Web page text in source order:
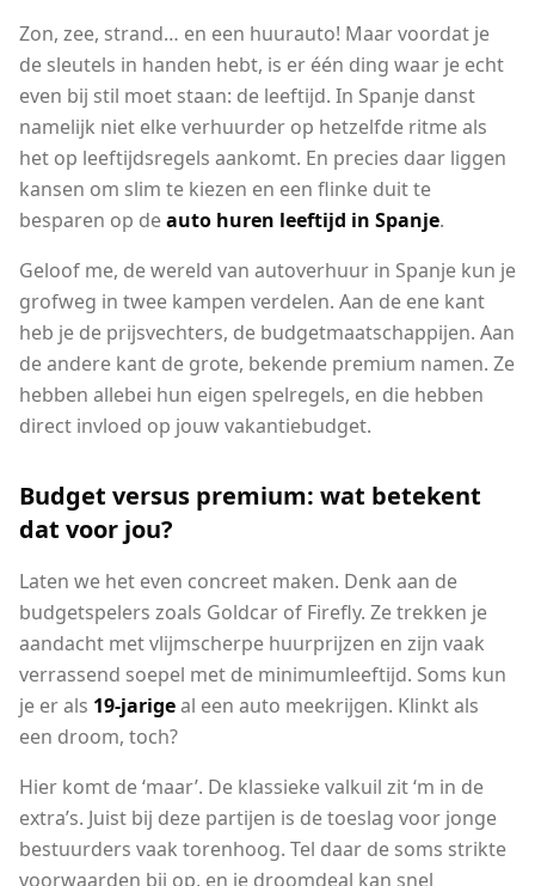
Zon, zee, strand… en een huurauto! Maar voordat je
de sleutels in handen hebt, is er één ding waar je echt
even bij stil moet staan: de leeftijd. In Spanje danst
namelijk niet elke verhuurder op hetzelfde ritme als
het op leeftijdsregels aankomt. En precies daar liggen
kansen om slim te kiezen en een flinke duit te
besparen op deauto huren leeftijd in Spanje.
Geloof me, de wereld van autoverhuur in Spanje kun je
grofweg in twee kampen verdelen. Aan de ene kant
heb je de prijsvechters, de budgetmaatschappijen. Aan
de andere kant de grote, bekende premium namen. Ze
hebben allebei hun eigen spelregels, en die hebben
direct invloed op jouw vakantiebudget.
Budget versus premium: wat betekent
dat voor jou?
Laten we het even concreet maken. Denk aan de
budgetspelers zoals Goldcar of Firefly. Ze trekken je
aandacht met vlijmscherpe huurprijzen en zijn vaak
verrassend soepel met de minimumleeftijd. Soms kun
je er als 19-jarigeal een auto meekrijgen. Klinkt als
een droom, toch?
Hier komt de ‘maar’. De klassieke valkuil zit ‘m in de
extra’s. Juist bij deze partijen is de toeslag voor jonge
bestuurders vaak torenhoog. Tel daar de soms strikte
voorwaarden bij op, en je droomdeal kan snel